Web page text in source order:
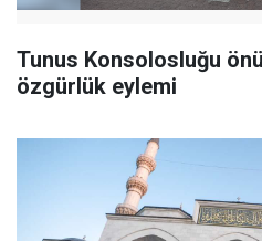
Tunus Konsolosluğu
özgürlük eylemi